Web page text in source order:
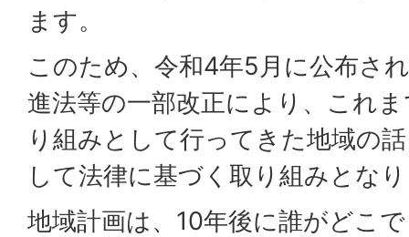
ます。
このため、令和4年5月に公布さ
進法等の一部改正により、これ
り組みとして行ってきた地域の
して法律に基づく取り組みとな
地域計画は、10年後に誰がどこ